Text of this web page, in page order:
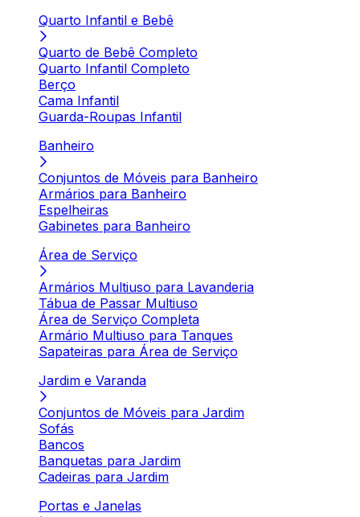
Quarto Infantil e Bebê
Quarto de Bebê Completo
Quarto Infantil Completo
Berço
Cama Infantil
Guarda-Roupas Infantil
Banheiro
Conjuntos de Móveis para Banheiro
Armários para Banheiro
Espelheiras
Gabinetes para Banheiro
Área de Serviço
Armários Multiuso para Lavanderia
Tábua de Passar Multiuso
Área de Serviço Completa
Armário Multiuso para Tanques
Sapateiras para Área de Serviço
Jardim e Varanda
Conjuntos de Móveis para Jardim
Sofás
Bancos
Banquetas para Jardim
Cadeiras para Jardim
Portas e Janelas